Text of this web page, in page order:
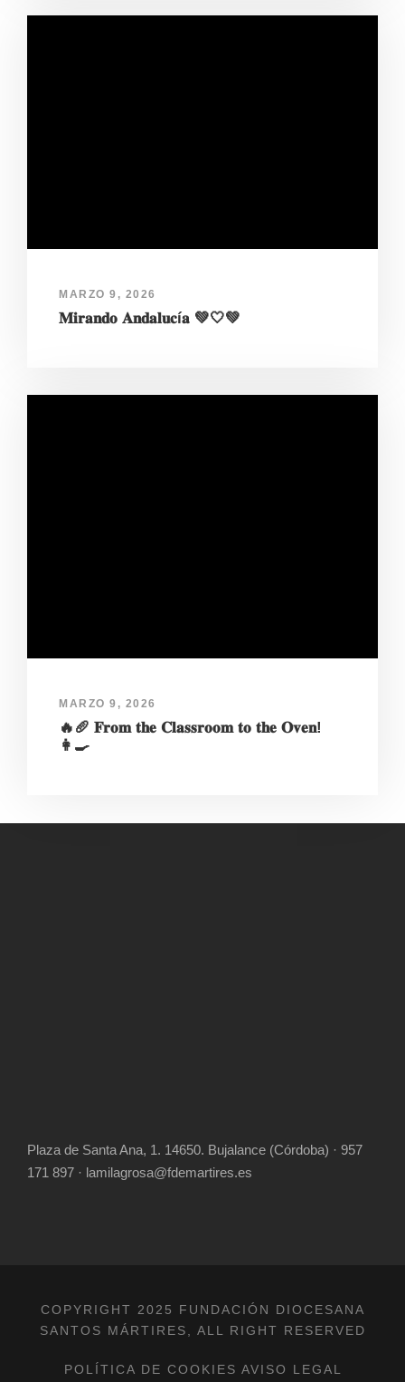
MARZO 9, 2026
𝐌𝐢𝐫𝐚𝐧𝐝𝐨 𝐀𝐧𝐝𝐚𝐥𝐮𝐜í𝐚 💚🤍💚
MARZO 9, 2026
🔥🥖 𝐅𝐫𝐨𝐦 𝐭𝐡𝐞 𝐂𝐥𝐚𝐬𝐬𝐫𝐨𝐨𝐦 𝐭𝐨 𝐭𝐡𝐞 𝐎𝐯𝐞𝐧!
👩‍🍳
Plaza de Santa Ana, 1. 14650. Bujalance (Córdoba) · 957
171 897 · lamilagrosa@fdemartires.es
COPYRIGHT 2025 FUNDACIÓN DIOCESANA
SANTOS MÁRTIRES, ALL RIGHT RESERVED
POLÍTICA DE COOKIES AVISO LEGAL